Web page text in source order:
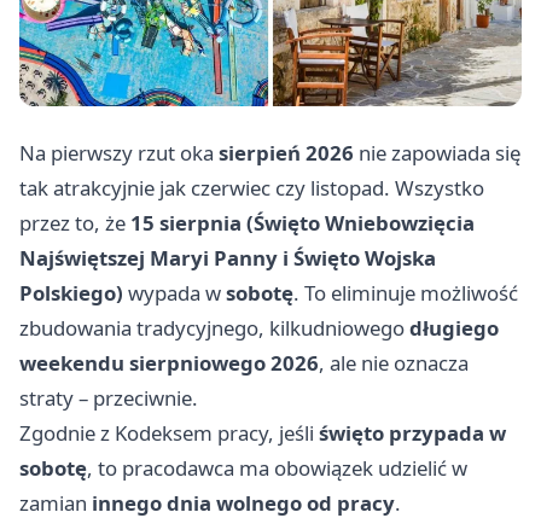
Na pierwszy rzut oka sierpień 2026 nie zapowiada się
tak atrakcyjnie jak czerwiec czy listopad. Wszystko
przez to, że 15 sierpnia (Święto Wniebowzięcia
Najświętszej Maryi Panny i Święto Wojska
Polskiego) wypada wsobotę. To eliminuje możliwość
zbudowania tradycyjnego, kilkudniowegodługiego
weekendu sierpniowego 2026, ale nie oznacza
straty – przeciwnie.
Zgodnie z Kodeksem pracy, jeśli święto przypada w
sobotę, to pracodawca ma obowiązek udzielić w
zamian innego dnia wolnego od pracy.